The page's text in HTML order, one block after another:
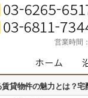
営業時間：
貸物件の魅力とは？